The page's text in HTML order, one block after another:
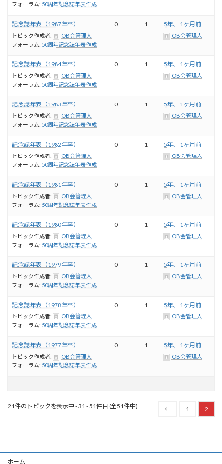
フォーラム: 50周年記念誌年表作成
記念誌年表（1987年卒）
トピック作成者:
OB会管理人
フォーラム: 50周年記念誌年表作成
0 1 5年、 1ヶ月前
OB会管理人
記念誌年表（1984年卒）
トピック作成者:
OB会管理人
フォーラム: 50周年記念誌年表作成
0 1 5年、 1ヶ月前
OB会管理人
記念誌年表（1983年卒）
トピック作成者:
OB会管理人
フォーラム: 50周年記念誌年表作成
0 1 5年、 1ヶ月前
OB会管理人
記念誌年表（1982年卒）
トピック作成者:
OB会管理人
フォーラム: 50周年記念誌年表作成
0 1 5年、 1ヶ月前
OB会管理人
記念誌年表（1981年卒）
トピック作成者:
OB会管理人
フォーラム: 50周年記念誌年表作成
0 1 5年、 1ヶ月前
OB会管理人
記念誌年表（1980年卒）
トピック作成者:
OB会管理人
フォーラム: 50周年記念誌年表作成
0 1 5年、 1ヶ月前
OB会管理人
記念誌年表（1979年卒）
トピック作成者:
OB会管理人
フォーラム: 50周年記念誌年表作成
0 1 5年、 1ヶ月前
OB会管理人
記念誌年表（1978年卒）
トピック作成者:
OB会管理人
フォーラム: 50周年記念誌年表作成
0 1 5年、 1ヶ月前
OB会管理人
記念誌年表（1977年卒）
トピック作成者:
OB会管理人
フォーラム: 50周年記念誌年表作成
0 1 5年、 1ヶ月前
OB会管理人
21件のトピックを表示中 - 31 - 51件目 (全51件中) ← 1 2
ホーム